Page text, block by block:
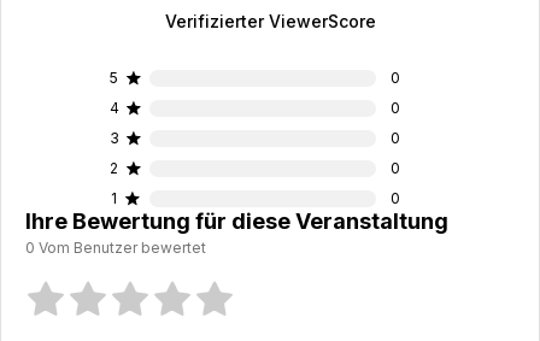
Ihre Bewertung für diese Veranstaltung
0 Vom Benutzer bewertet
Verifizierter ViewerScore
5
0
4
0
3
0
2
0
1
0